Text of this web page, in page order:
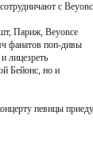
с
Париж, Beyonce
фанатов поп-дивы
лицезреть
Бейонс, но и
певицы